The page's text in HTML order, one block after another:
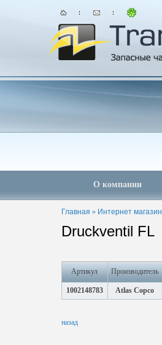
О компании
Главная » Интернет магазин
Druckventil FL
Артикул Производитель
1002148783 Atlas Copco
назад